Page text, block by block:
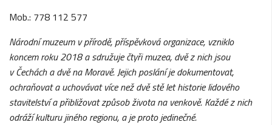
Mob.: 778 112 577
Národní muzeum v přírodě, příspěvková organizace, vzniklo
koncem roku 2018 a sdružuje čtyři muzea, dvě z nich jsou
v Čechách a dvě na Moravě. Jejich poslání je dokumentovat,
ochraňovat a uchovávat více než dvě stě let historie lidového
stavitelství a přibližovat způsob života na venkově. Každé z nich
odráží kulturu jiného regionu, a je proto jedinečné.